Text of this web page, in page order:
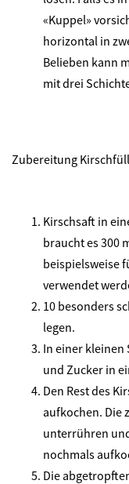
«Kuppel»
horizontal in
Belieben kann
mit drei
Zubereitung
Kirschsaft in
braucht es 300
beispielsweise
verwendet
10 besonders
legen.
In einer kleinen
und Zucker in
Den Rest des
aufkochen. Die
unterrühren
nochmals
Die